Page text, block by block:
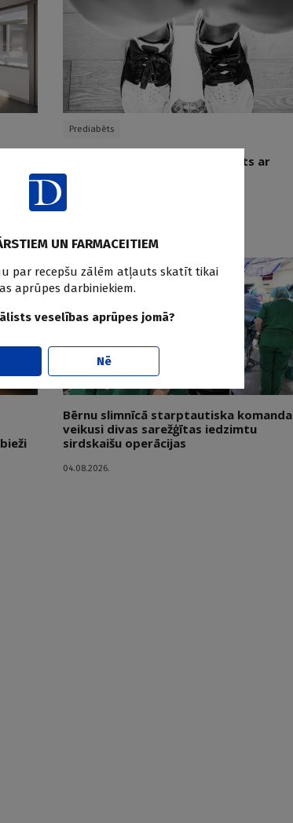
Prediabēts
Ikgadējs ĶMI pieaugums saistīts ar
prediabēta risku sievietēm
04.08.2026.
Bērnu slimnīcā starptautiska komanda
veikusi divas sarežģītas iedzimtu
sirdskaišu operācijas
04.08.2026.
UN FARMACEITIEM
par recepšu zālēm atļauts skatīt tikai
aprūpes darbiniekiem.
veselības aprūpes jomā?
Nē